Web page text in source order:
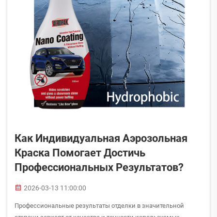
Как Индивидуальная Аэрозольная
Краска Помогает Достичь
Профессиональных Результатов?
2026-03-13 11:00:00
Профессиональные результаты отделки в значительной